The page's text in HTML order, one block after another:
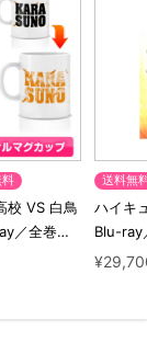
校 VS 白鳥
／全巻セ
アニまる
送料無
ハイキ
Blu-ray
ト（初